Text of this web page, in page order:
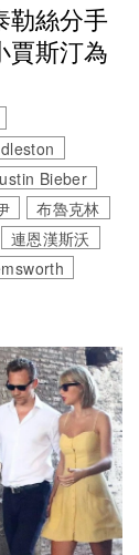
絲分手
斯汀為
Bieber
布魯克林
連恩漢斯沃